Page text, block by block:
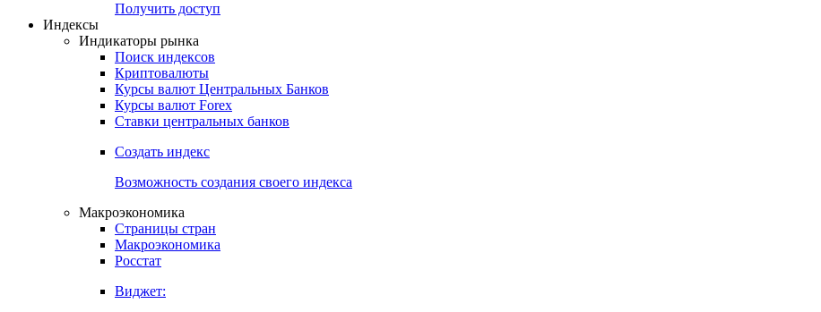
Получить доступ
Индексы
Индикаторы рынка
Поиск индексов
Криптовалюты
Курсы валют Центральных Банков
Курсы валют Forex
Ставки центральных банков
Создать индекс
Возможность создания своего индекса
Макроэкономика
Страницы стран
Макроэкономика
Росстат
Виджет: